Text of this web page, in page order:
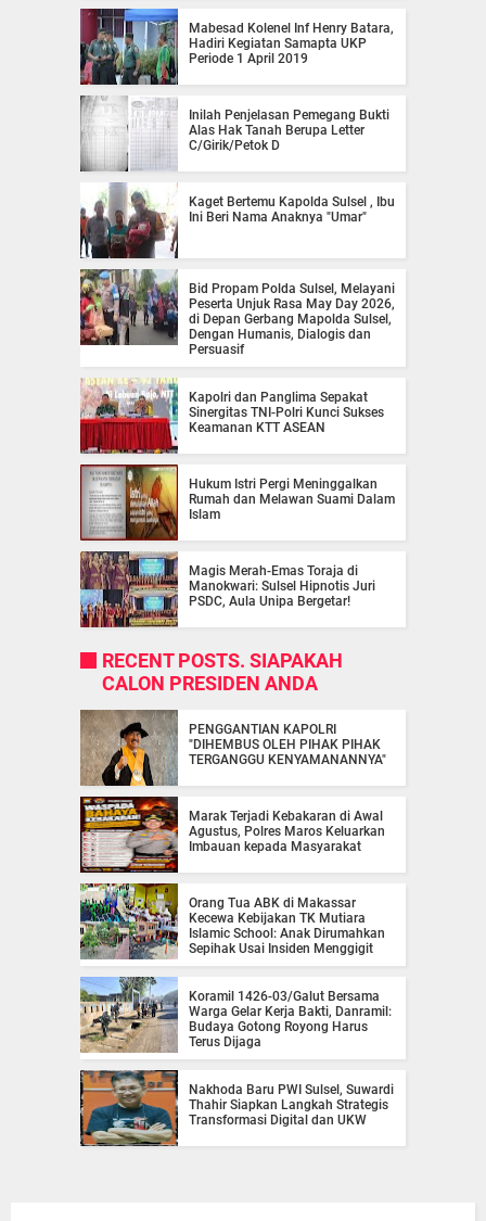
Mabesad Kolenel Inf Henry Batara,
Hadiri Kegiatan Samapta UKP
Periode 1 April 2019
Inilah Penjelasan Pemegang Bukti
Alas Hak Tanah Berupa Letter
C/Girik/Petok D
Kaget Bertemu Kapolda Sulsel , Ibu
Ini Beri Nama Anaknya "Umar"
Bid Propam Polda Sulsel, Melayani
Peserta Unjuk Rasa May Day 2026,
di Depan Gerbang Mapolda Sulsel,
Dengan Humanis, Dialogis dan
Persuasif
Kapolri dan Panglima Sepakat
Sinergitas TNI-Polri Kunci Sukses
Keamanan KTT ASEAN
Hukum Istri Pergi Meninggalkan
Rumah dan Melawan Suami Dalam
Islam
Magis Merah-Emas Toraja di
Manokwari: Sulsel Hipnotis Juri
PSDC, Aula Unipa Bergetar!
RECENT POSTS. SIAPAKAH
CALON PRESIDEN ANDA
PENGGANTIAN KAPOLRI
"DIHEMBUS OLEH PIHAK PIHAK
TERGANGGU KENYAMANANNYA"
Marak Terjadi Kebakaran di Awal
Agustus, Polres Maros Keluarkan
Imbauan kepada Masyarakat
Orang Tua ABK di Makassar
Kecewa Kebijakan TK Mutiara
Islamic School: Anak Dirumahkan
Sepihak Usai Insiden Menggigit
Koramil 1426-03/Galut Bersama
Warga Gelar Kerja Bakti, Danramil:
Budaya Gotong Royong Harus
Terus Dijaga
Nakhoda Baru PWI Sulsel, Suwardi
Thahir Siapkan Langkah Strategis
Transformasi Digital dan UKW